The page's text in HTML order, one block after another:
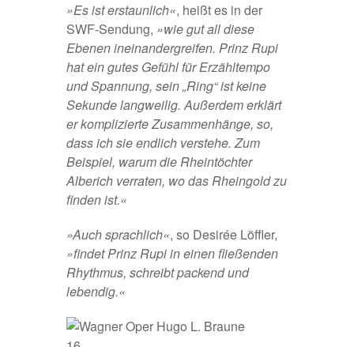
»Es ist erstaunlich«, heißt es in der
SWF-Sendung, »wie gut all diese
Ebenen ineinandergreifen. Prinz Rupi
hat ein gutes Gefühl für Erzähltempo
und Spannung, sein „Ring“ ist keine
Sekunde langweilig. Außerdem erklärt
er komplizierte Zusammenhänge, so,
dass ich sie endlich verstehe. Zum
Beispiel, warum die Rheintöchter
Alberich verraten, wo das Rheingold zu
finden ist.«
»Auch sprachlich«, so Desirée Löffler,
»findet Prinz Rupi in einen fließenden
Rhythmus, schreibt packend und
lebendig.«